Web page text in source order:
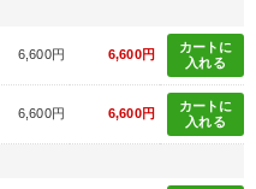
6,600円 6,600円
カートに
入れる
6,600円 6,600円
カートに
入れる